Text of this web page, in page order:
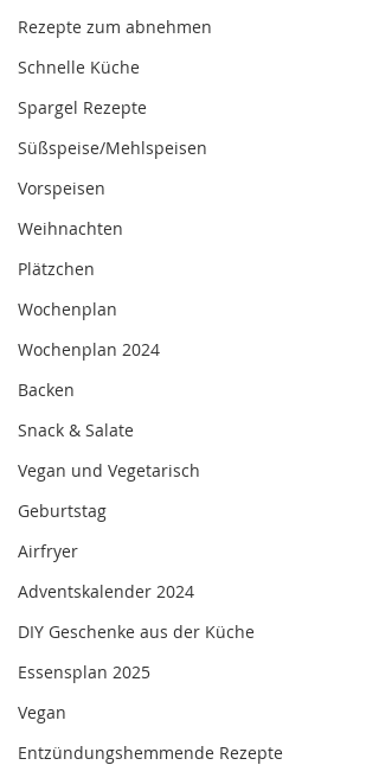
Rezepte zum abnehmen
Schnelle Küche
Spargel Rezepte
Süßspeise/Mehlspeisen
Vorspeisen
Weihnachten
Plätzchen
Wochenplan
Wochenplan 2024
Backen
Snack & Salate
Vegan und Vegetarisch
Geburtstag
Airfryer
Adventskalender 2024
DIY Geschenke aus der Küche
Essensplan 2025
Vegan
Entzündungshemmende Rezepte